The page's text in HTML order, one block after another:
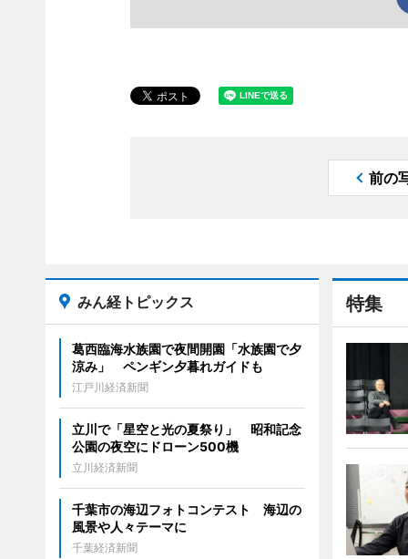
前の
特集
みん経トピックス
葛西臨海水族園で夜間開園「水族園で夕
涼み」 ペンギン夕暮れガイドも
江戸川経済新聞
立川で「星空と光の夏祭り」 昭和記念
公園の夜空にドローン500機
立川経済新聞
千葉市の海辺フォトコンテスト 海辺の
風景や人々テーマに
千葉経済新聞